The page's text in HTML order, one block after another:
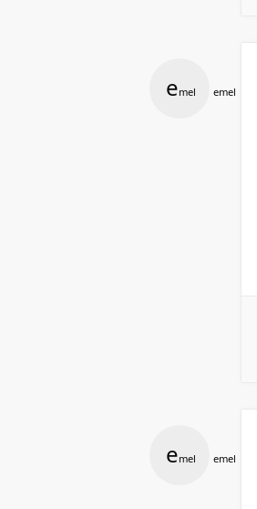
emel emel
emel emel